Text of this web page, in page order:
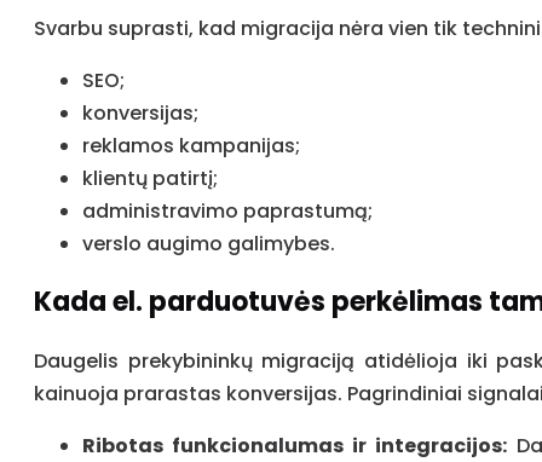
Svarbu suprasti, kad migracija nėra vien tik
SEO;
konversijas;
reklamos kampanijas;
klientų patirtį;
administravimo paprastumą;
verslo augimo galimybes.
Kada el. parduotuvės perkėlimas
Daugelis prekybininkų migraciją atidėlioja iki
kainuoja prarastas konversijas. Pagrindiniai
Ribotas funkcionalumas ir integracijos: